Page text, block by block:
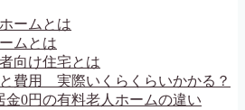
ームとは
ムとは
向け住宅とは
費用 実際いくらくらいかかる？
金0円の有料老人ホームの違い